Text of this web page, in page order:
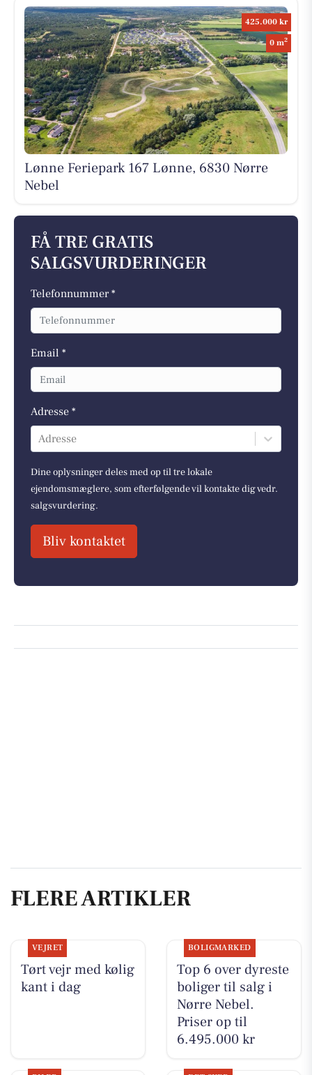
425.000 kr
0 m2
Lønne Feriepark 167 Lønne, 6830 Nørre
Nebel
FÅ TRE GRATIS
SALGSVURDERINGER
Telefonnummer *
Email *
Adresse *
Adresse
Dine oplysninger deles med op til tre lokale
ejendomsmæglere, som efterfølgende vil kontakte dig vedr.
salgsvurdering.
Bliv kontaktet
FLERE ARTIKLER
VEJRET
Tørt vejr med kølig
kant i dag
BOLIGMARKED
Top 6 over dyreste
boliger til salg i
Nørre Nebel.
Priser op til
6.495.000 kr